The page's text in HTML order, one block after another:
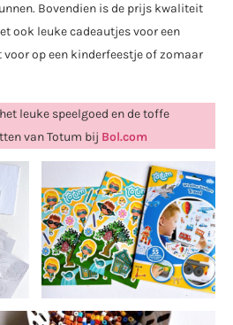
Bovendien is de prijs kwaliteit
ook leuke cadeautjes voor een
op een kinderfeestje of zomaar
leuke speelgoed en de toffe
van Totum bij Bol.com